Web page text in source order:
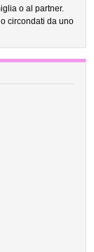
o al partner.
circondati da uno